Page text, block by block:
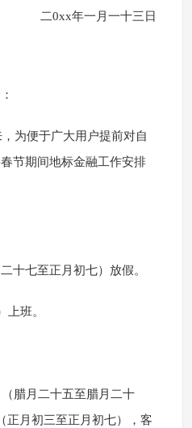
二0xx年一月一十三日
为便于广大用户提前对自
节期间地标金融工作安排
十七至正月初七）放假。
上班。
腊月二十五至腊月二十
正月初三至正月初七），客